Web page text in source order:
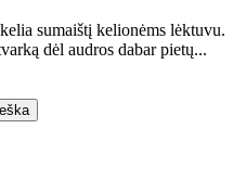
sumaištį kelionėms lėktuvu.
dėl audros dabar pietų...